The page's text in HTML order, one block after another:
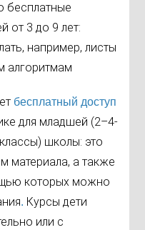
бесплатные
от 3 до 9 лет:
например, листы
алгоритмам
бесплатный доступ
для младшей (2–4-
школы: это
материала, а также
которых можно
. Курсы дети
или с